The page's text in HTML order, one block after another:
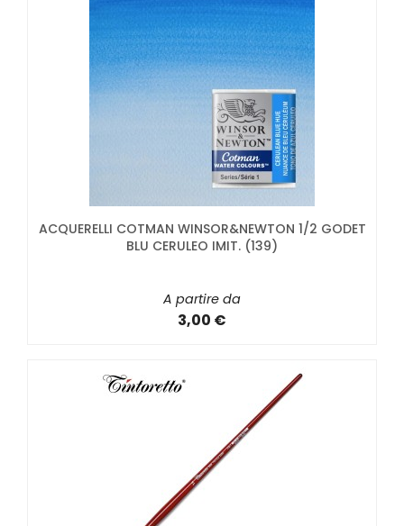
ACQUERELLI COTMAN WINSOR&NEWTON 1/2 GODET
BLU CERULEO IMIT. (139)
A partire da
3,00 €